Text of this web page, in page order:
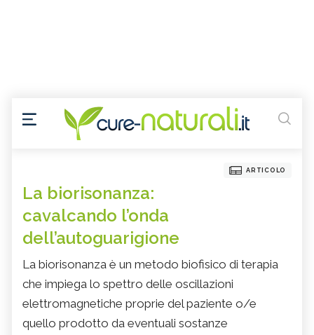
ARTICOLO
La biorisonanza:
cavalcando l’onda
dell’autoguarigione
La biorisonanza è un metodo biofisico di terapia
che impiega lo spettro delle oscillazioni
elettromagnetiche proprie del paziente o/e
quello prodotto da eventuali sostanze